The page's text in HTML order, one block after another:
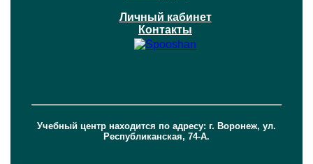
Личный кабинет
Контакты
Учебный центр находится по адресу: г. Воронеж, ул.
Республиканская, 74-А.